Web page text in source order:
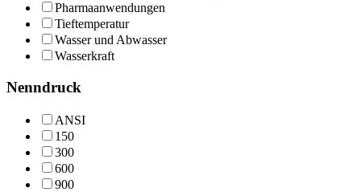
Pharmaanwendungen
Tieftemperatur
Wasser und Abwasser
Wasserkraft
Nenndruck
ANSI
150
300
600
900